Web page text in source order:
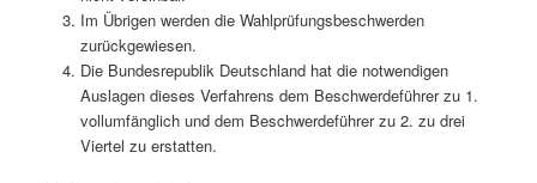
Im Übrigen werden die Wahlprüfungsbeschwerden
zurückgewiesen.
Die Bundesrepublik Deutschland hat die notwendigen
Auslagen dieses Verfahrens dem Beschwerdeführer zu 1.
vollumfänglich und dem Beschwerdeführer zu 2. zu drei
Viertel zu erstatten.